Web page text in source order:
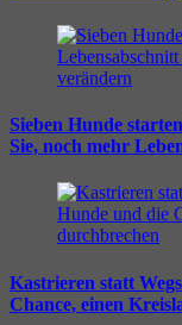
Sieben Hunde
Sie, noch mehr
Kastrieren statt
Chance, einen